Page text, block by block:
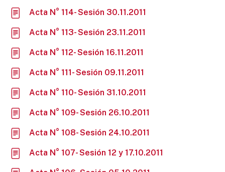
Acta N° 114- Sesión 30.11.2011
Acta N° 113- Sesión 23.11.2011
Acta N° 112- Sesión 16.11.2011
Acta N° 111- Sesión 09.11.2011
Acta N° 110- Sesión 31.10.2011
Acta N° 109- Sesión 26.10.2011
Acta N° 108- Sesión 24.10.2011
Acta N° 107- Sesión 12 y 17.10.2011